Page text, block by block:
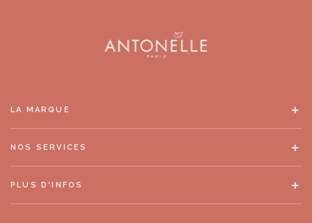
LA MARQUE
NOS SERVICES
PLUS D'INFOS